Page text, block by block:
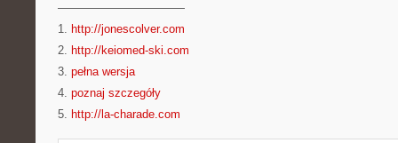
———————————
1. http://jonescolver.com
2. http://keiomed-ski.com
3. pełna wersja
4. poznaj szczegóły
5. http://la-charade.com